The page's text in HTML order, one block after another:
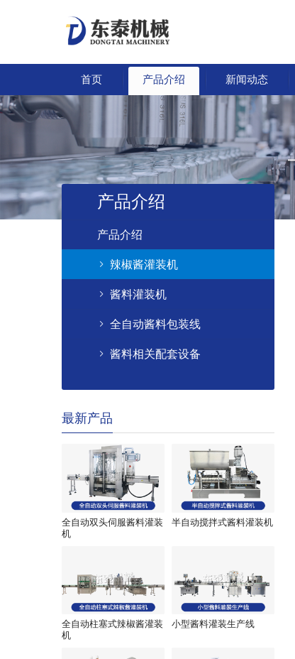
首页 产品介绍 新闻动态
产品介绍
产品介绍
辣椒酱灌装机
酱料灌装机
全自动酱料包装线
酱料相关配套设备
最新产品
全自动双头伺服酱料灌装
机
半自动搅拌式酱料灌装机
全自动柱塞式辣椒酱灌装
机
小型酱料灌装生产线